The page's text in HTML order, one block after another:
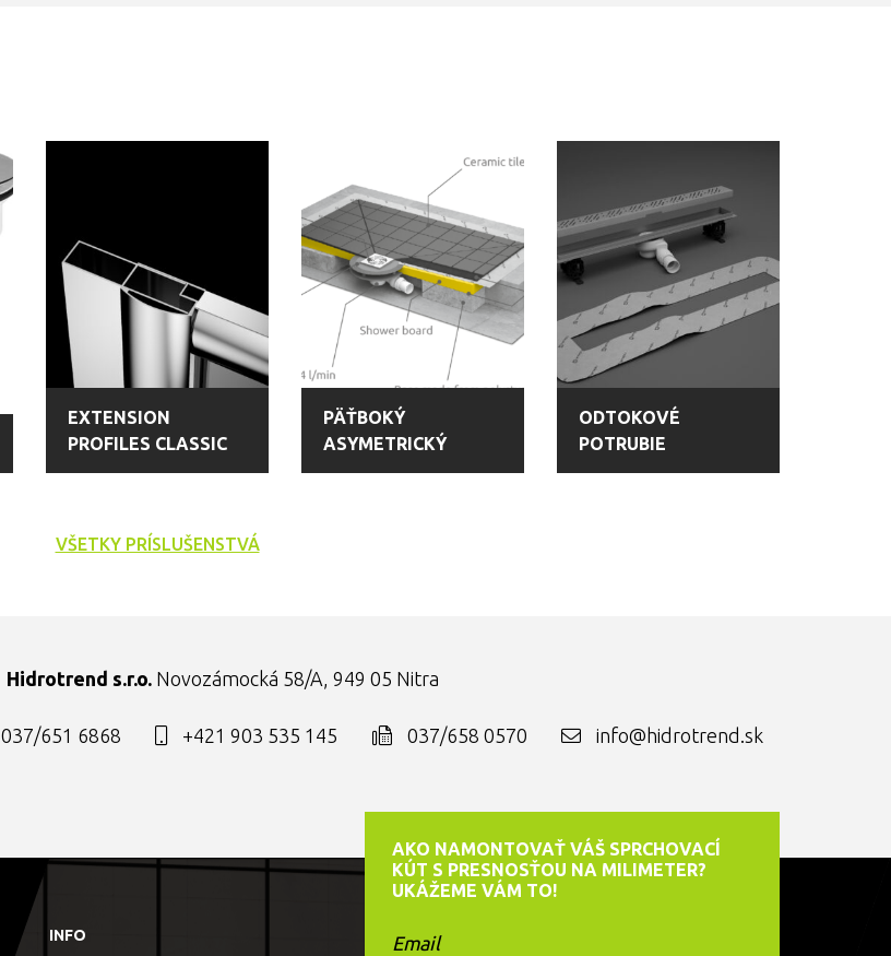
EXTENSION
PROFILES CLASSIC
PÄŤBOKÝ
ASYMETRICKÝ
ODTOKOVÉ
POTRUBIE
VŠETKY PRÍSLUŠENSTVÁ
Hidrotrend s.r.o.Novozámocká 58/A, 949 05 Nitra
037/651 6868 +421 903 535 145 037/658 0570 info@hidrotrend.sk
INFO
AKO NAMONTOVAŤ VÁŠ SPRCHOVACÍ
KÚT S PRESNOSŤOU NA MILIMETER?
UKÁŽEME VÁM TO!
Email